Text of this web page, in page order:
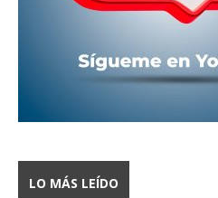
LO MÁS LEÍDO